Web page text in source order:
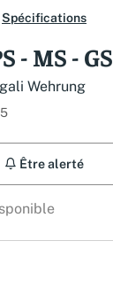
- MS - GS
Wehrung